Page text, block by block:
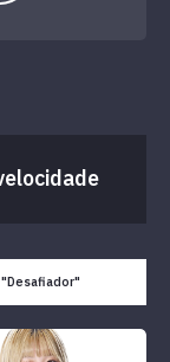
"Desafiador"